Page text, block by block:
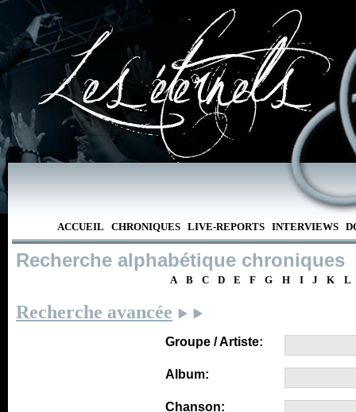
ACCUEIL CHRONIQUES LIVE-REPORTS INTERVIEWS
Recherche alphabétique chroniques
A B C D E F G H I J K L
Recherche avancée
Groupe / Artiste:
Album:
Chanson: